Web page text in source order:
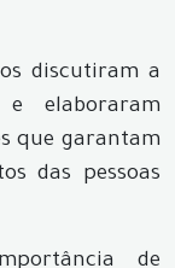
discutiram a
elaboraram
que garantam
das pessoas
de